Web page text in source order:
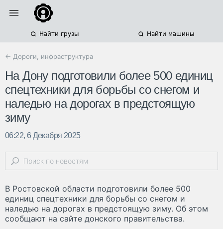
Найти грузы Найти машины
← Дороги, инфраструктура
На Дону подготовили более 500 единиц
спецтехники для борьбы со снегом и
наледью на дорогах в предстоящую
зиму
06:22, 6 Декабря 2025
В Ростовской области подготовили более 500
единиц спецтехники для борьбы со снегом и
наледью на дорогах в предстоящую зиму. Об этом
сообщают на сайте донского правительства.